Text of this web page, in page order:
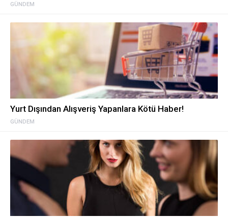
GÜNDEM
GÜNDEM
Yurt Dışından Alışveriş Yapanlara Kötü Haber!